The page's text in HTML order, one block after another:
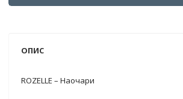
ОПИС
ROZELLE – Наочари